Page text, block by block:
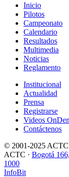
Inicio
Pilotos
Campeonato
Calendario
Resultados
Multimedia
Noticias
Reglamento
Institucional
Actualidad
Prensa
Registrarse
Videos
Contáctenos
© 2001-2025 ACTC
ACTC · Bogotá
1000
InfoBit